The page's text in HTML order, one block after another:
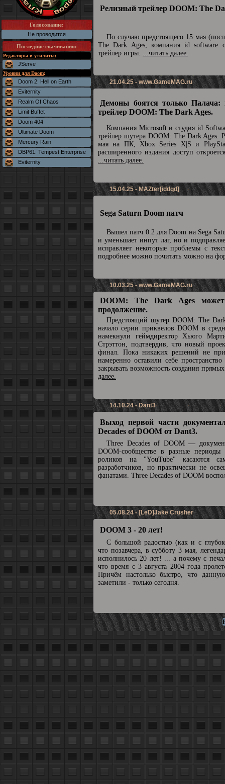
Голосование:
Не проводится
Последние скачивания:
Редакторы и утилиты:
JServe
Уровни для Doom:
Doom 2: Hell on Earth
Eviternity
Realm Of Chaos
Limit Buffet
Doom 404
Ultimate Doom
Mercury Rain
DBP61: Tempest Enterprise
Eviternity
Релизный трейлер DOOM: The
По случаю предстоящего 15 мая
The Dark Ages, компания id software
трейлер игры. ...читать далее.
21.04.25 -www.GameMAG.ru
Демоны боятся только Палача:
трейлер DOOM: The Dark Ages.
Компания Microsoft и студия id
трейлер шутера DOOM: The Dark Ages.
мая на ПК, Xbox Series X|S и
расширенного издания доступ
...читать далее.
15.04.25 - MAZter[iddqd]
Sega Saturn Doom патч
Вышел патч 0.2 для Doom на Sega
и уменьшает инпут лаг, но и
исправляет некоторые проблемы с
подробнее можно почитать можно на
10.03.25 -www.GameMAG.ru
DOOM: The Dark Ages может
продолжение.
Предстоящий шутер DOOM: The
начало серии приквелов DOOM в
намекнули геймдиректор Хьюго
Стрэттон, подтвердив, что новый
финал. Пока никаких решений не
намеренно оставили себе
закрывать возможность создания
далее.
14.10.24 - Dant3
Выход первой части
Decades of DOOM от Dant3.
Three Decades of DOOM —
DOOM-сообществе в разные периоды
роликов на "YouTube" касаются
разработчиков, но практически не
фанатами. Three Decades of DOOM
05.08.24 - [LeD]Jake Crusher
DOOM 3 - 20 лет!
С большой радостью (как и с
что позавчера, в субботу 3 мая,
исполнилось 20 лет! ... а почему с
что время с 3 августа 2004 года
Причём настолько быстро, что
заметили - только сегодня.